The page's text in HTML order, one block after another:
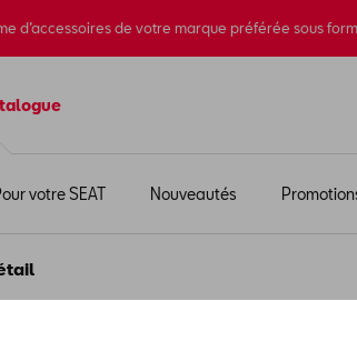
d’accessoires de votre marque préférée sous
votre SEAT Nouveautés